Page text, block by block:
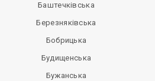
Баштечківська
Березняківська
Бобрицька
Будищенська
Бужанська